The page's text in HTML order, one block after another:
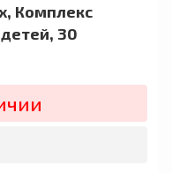
Комплекс
30